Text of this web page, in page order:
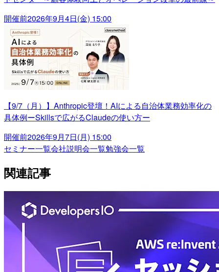
開催前2026年9月4日(金) 15:00
【9/7（月）】Anthropic登壇！AIによる自治体業務効率化の
具体例ーSkillsで広がるClaudeの使い方ー
開催前2026年9月7日(月) 15:00
セミナー一覧会社説明会一覧勉強会一覧
関連記事